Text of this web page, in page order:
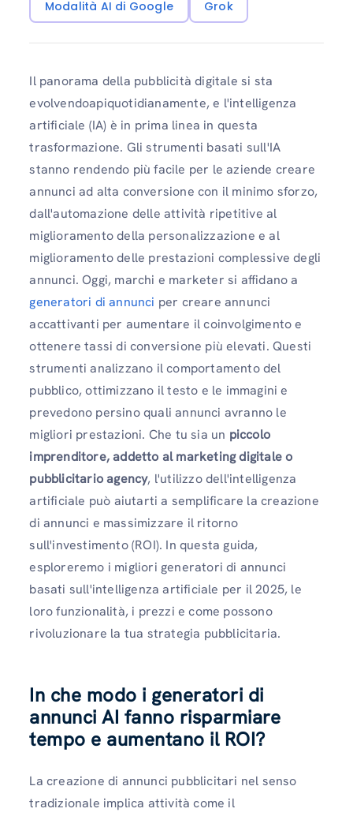
Modalità AI di Google
Grok
Il panorama della pubblicità digitale si sta
evolvendoapiquotidianamente, e l'intelligenza
artificiale (IA) è in prima linea in questa
trasformazione. Gli strumenti basati sull'IA
stanno rendendo più facile per le aziende creare
annunci ad alta conversione con il minimo sforzo,
dall'automazione delle attività ripetitive al
miglioramento della personalizzazione e al
miglioramento delle prestazioni complessive degli
annunci. Oggi, marchi e marketer si affidano a
generatori di annunci per creare annunci
accattivanti per aumentare il coinvolgimento e
ottenere tassi di conversione più elevati. Questi
strumenti analizzano il comportamento del
pubblico, ottimizzano il testo e le immagini e
prevedono persino quali annunci avranno le
migliori prestazioni. Che tu sia un piccolo
imprenditore, addetto al marketing digitale o
pubblicitario agency, l'utilizzo dell'intelligenza
artificiale può aiutarti a semplificare la creazione
di annunci e massimizzare il ritorno
sull'investimento (ROI). In questa guida,
esploreremo i migliori generatori di annunci
basati sull'intelligenza artificiale per il 2025, le
loro funzionalità, i prezzi e come possono
rivoluzionare la tua strategia pubblicitaria.
In che modo i generatori di
annunci AI fanno risparmiare
tempo e aumentano il ROI?
La creazione di annunci pubblicitari nel senso
tradizionale implica attività come il